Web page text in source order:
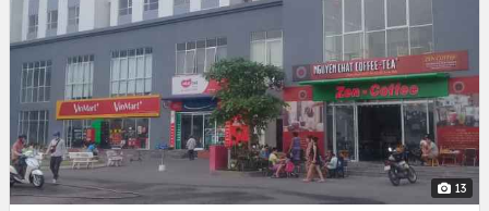
13